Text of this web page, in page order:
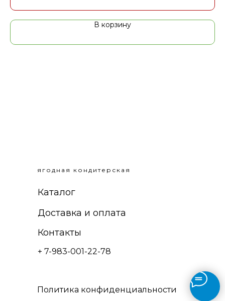
В корзину
ягодная кондитерская
Каталог
Доставка и оплата
Контакты
+ 7-983-001-22-78
Политика конфиденциальности